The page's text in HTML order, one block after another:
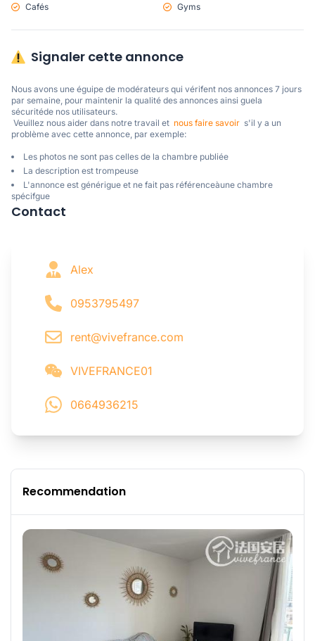
Cafés Gyms
Signaler cette annonce
Nous avons une éguipe de modérateurs qui vérifent nos annonces 7 jours
par semaine, pour maintenir la qualité des annonces ainsi guela
sécuritéde nos utilisateurs.
Veuillez nous aider dans notre travail et nous faire savoir
  s'il y a un
problème avec cette annonce, par exemple:
Les photos ne sont pas celles de la chambre publiée
La description est trompeuse
L'annonce est générigue et ne fait pas référenceàune chambre
spécifgue
Contact
Alex
0953795497
rent@vivefrance.com
VIVEFRANCE01
0664936215
Recommendation